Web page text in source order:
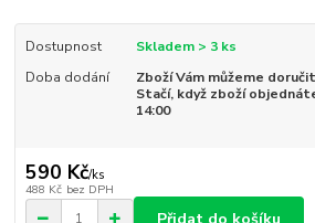
Dostupnost
Skladem > 3 ks
Doba dodání
Zboží Vám můžeme
Stačí, když zboží
14:00
590 Kč/ks
488 Kč bez DPH
Přidat do košíku